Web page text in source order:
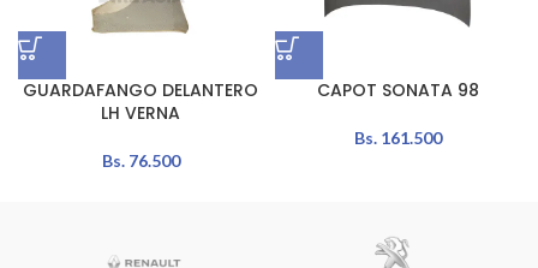
GUARDAFANGO DELANTERO
LH VERNA
Bs.76.500
CAPOT SONATA 98
Bs.161.500